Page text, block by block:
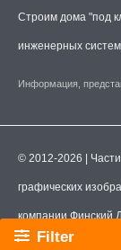
Filter
Строим дома "под
инженерных
Информация,
© 2012-2026 |
графических
компании Финский
ООО "Финский